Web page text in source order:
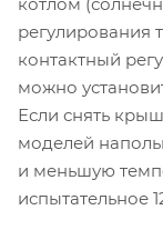
регулирования
контактный
можно
Если снять
моделей
и меньшую
испытательное